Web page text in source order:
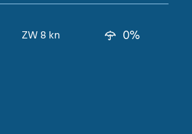
ZW 8 kn 0%